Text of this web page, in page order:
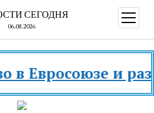
СЕГОДНЯ
06.08.2026
меню
и